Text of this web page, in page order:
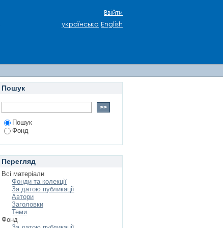
Ввійти
українська English
Пошук
Пошук
Фонд
Перегляд
Всі матеріали
Фонди та колекції
За датою публикації
Автори
Заголовки
Теми
Фонд